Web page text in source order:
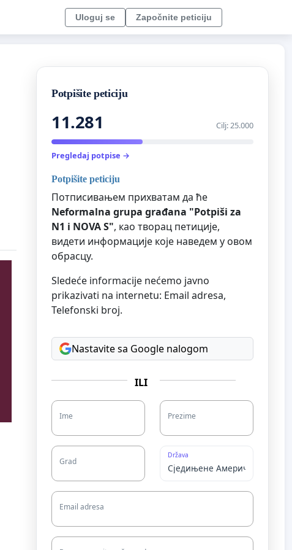
Uloguj se Započnite peticiju
Potpišite peticiju
11.281 Cilj: 25.000
Pregledaj potpise →
Potpišite peticiju
Потписивањем прихватам да ће
Neformalna grupa građana "Potpiši za
N1 i NOVA S", као творац петиције,
видети информације које наведем у овом
обрасцу.
Sledeće informacije nećemo javno
prikazivati na internetu: Email adresa,
Telefonski broj.
Nastavite sa Google nalogom
ILI
Ime Prezime
Grad
Država
Email adresa